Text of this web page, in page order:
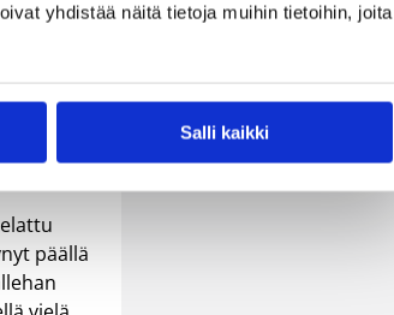
yhdistää näitä tietoja muihin tietoihin, joita
Salli kaikki
päällä